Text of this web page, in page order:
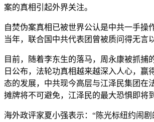
案的真相引起外界关注。
自焚伪案真相已被世界公认是中共一手操
当年，联合国中共代表团曾被质问得无言
目前，随着李东生的落马，周永康被抓捕
日公布，法轮功真相越来越深入人心，赢
态的发展，中共现今高层与江泽民集团在
摊牌将不可避免，江泽民的最大恐惧即将
海外政评家夏小强表示：“陈光标纽约闹